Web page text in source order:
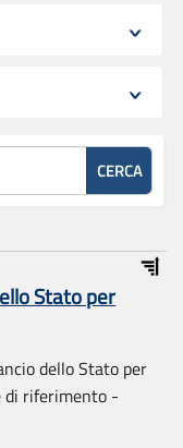
CERCA
Stato per
dello Stato per
di riferimento -